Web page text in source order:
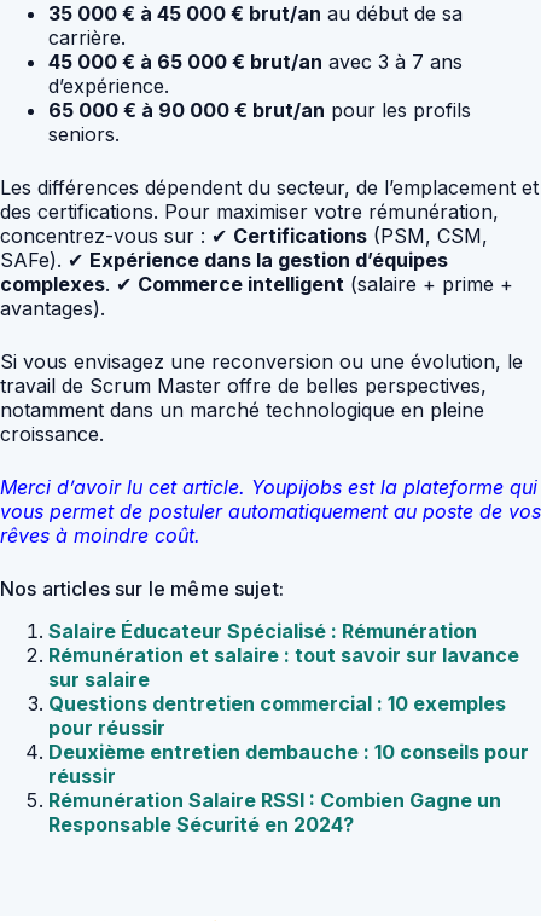
35 000 € à 45 000 € brut/an au début de sa
carrière.
45 000 € à 65 000 € brut/an avec 3 à 7 ans
d’expérience.
65 000 € à 90 000 € brut/an pour les profils
seniors.
Les différences dépendent du secteur, de l’emplacement et
des certifications. Pour maximiser votre rémunération,
concentrez-vous sur : ✔ Certifications (PSM, CSM,
SAFe). ✔ Expérience dans la gestion d’équipes
complexes. ✔ Commerce intelligent (salaire + prime +
avantages).
Si vous envisagez une reconversion ou une évolution, le
travail de Scrum Master offre de belles perspectives,
notamment dans un marché technologique en pleine
croissance.
Merci d’avoir lu cet article. Youpijobs est la plateforme qui
vous permet de postuler automatiquement au poste de vos
rêves à moindre coût.
Nos articles sur le même sujet:
Salaire Éducateur Spécialisé : Rémunération
Rémunération et salaire : tout savoir sur lavance
sur salaire
Questions dentretien commercial : 10 exemples
pour réussir
Deuxième entretien dembauche : 10 conseils pour
réussir
Rémunération Salaire RSSI : Combien Gagne un
Responsable Sécurité en 2024?